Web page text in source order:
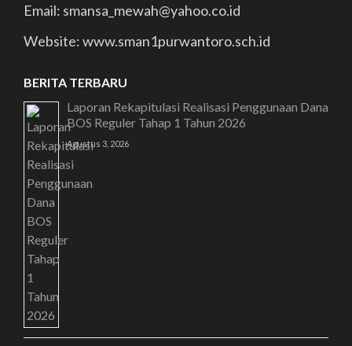
Email: smansa_mewah@yahoo.co.id
Website: www.sman1purwantoro.sch.id
BERITA TERBARU
Laporan Rekapitulasi Realisasi Penggunaan Dana
BOS Reguler Tahap 1 Tahun 2026
Agustus 3, 2026